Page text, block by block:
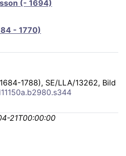
(- 1694)
- 1770)
1788), SE/LLA/13262, Bild
21T00:00:00